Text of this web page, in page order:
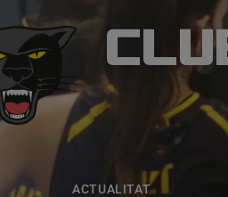
ACTUALITAT
CLUB
ACTUALITAT